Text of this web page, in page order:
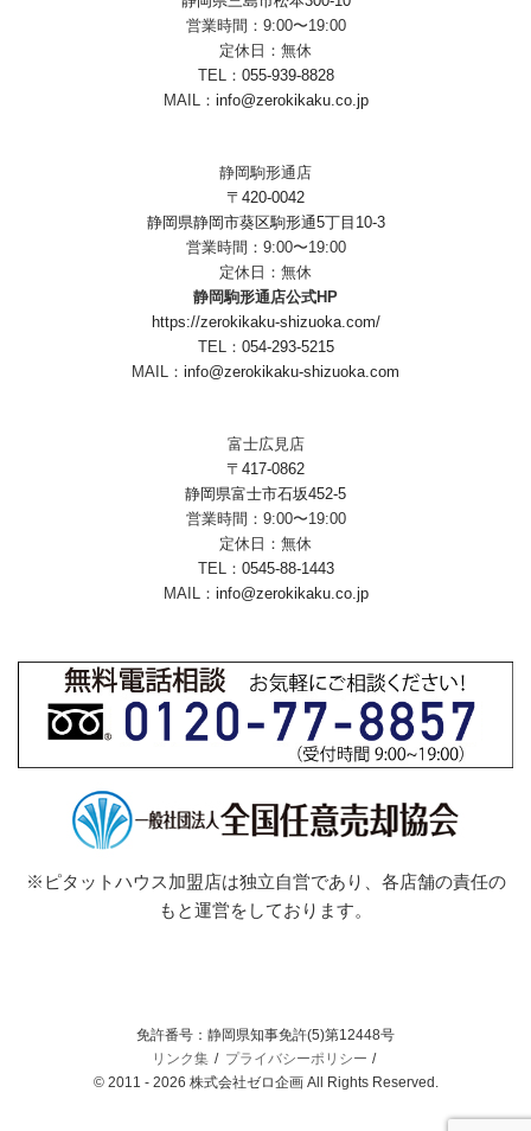
営業時間：9:00〜19:00
定休日：無休
TEL： 055-939-8828
MAIL： info@zerokikaku.co.jp
静岡駒形通店
〒420-0042
静岡県静岡市葵区駒形通5丁目10-3
営業時間：9:00〜19:00
定休日：無休
静岡駒形通店公式HP
https://zerokikaku-shizuoka.com/
TEL： 054-293-5215
MAIL： info@zerokikaku-shizuoka.com
富士広見店
〒417-0862
静岡県富士市石坂452-5
営業時間：9:00〜19:00
定休日：無休
TEL： 0545-88-1443
MAIL： info@zerokikaku.co.jp
※ピタットハウス加盟店は独立自営であり、各店舗の責任の
もと運営をしております。
免許番号：静岡県知事免許(5)第12448号
リンク集
プライバシーポリシー
© 2011 - 2026 株式会社ゼロ企画 All Rights Reserved.